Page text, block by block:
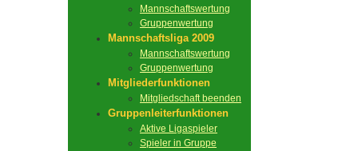
Mannschaftswertung
Gruppenwertung
Mannschaftsliga 2009
Mannschaftswertung
Gruppenwertung
Mitgliederfunktionen
Mitgliedschaft beenden
Gruppenleiterfunktionen
Aktive Ligaspieler
Spieler in Gruppe